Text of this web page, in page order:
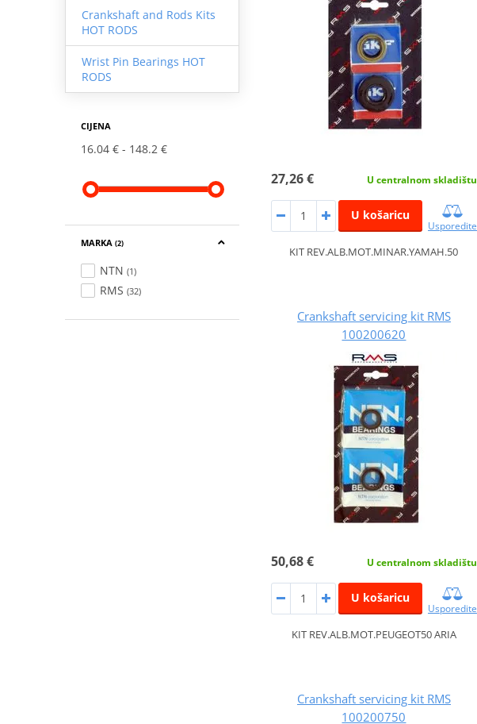
Crankshaft and Rods Kits
HOT RODS
Wrist Pin Bearings HOT
RODS
CIJENA
16.04 € 148.2 €
MARKA (2)
NTN (1)
RMS (32)
27,26 € U centralnom skladištu
U košaricu
Usporedite
KIT REV.ALB.MOT.MINAR.YAMAH.50
Crankshaft servicing kit RMS
100200620
50,68 € U centralnom skladištu
U košaricu
Usporedite
KIT REV.ALB.MOT.PEUGEOT50 ARIA
Crankshaft servicing kit RMS
100200750